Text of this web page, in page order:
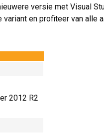
versie met Visual
en profiteer van alle
2012 R2